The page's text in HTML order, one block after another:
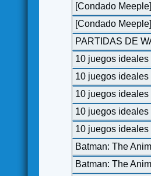
[Condado
[Condado
PARTIDAS DE
10 juegos
10 juegos
10 juegos
10 juegos
10 juegos
Batman: The
Batman: The